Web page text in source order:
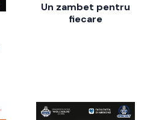
Un zambet pentru
fiecare